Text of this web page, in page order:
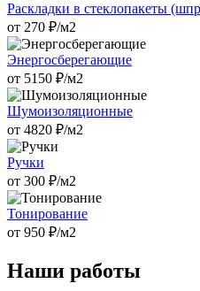
Раскладки в стеклопакеты
от 270 ₽/м2
Энергосберегающие
от 5150 ₽/м2
Шумоизоляционные
от 4820 ₽/м2
Ручки
от 300 ₽/м2
Тонирование
от 950 ₽/м2
Наши работы